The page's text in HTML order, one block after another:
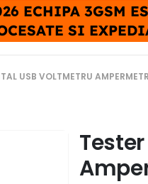
ECHIPA 3GSM
SI
USB VOLTMETRU